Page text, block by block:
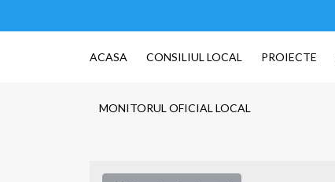
ACASA CONSILIUL LOCAL PROIECTE
MONITORUL OFICIAL LOCAL